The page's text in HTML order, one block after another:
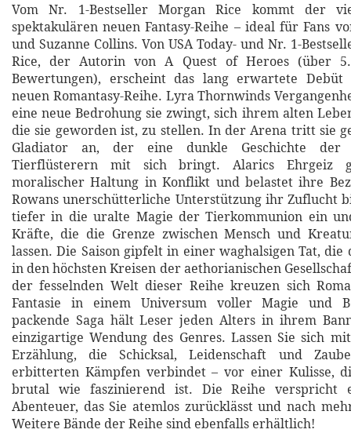
Vom Nr. 1-Bestseller Morgan Rice kommt der
spektakulären neuen Fantasy-Reihe – ideal für Fans
und Suzanne Collins. Von USA Today- und Nr. 1-
Rice, der Autorin von A Quest of Heroes (über
Bewertungen), erscheint das lang erwartete Debüt
neuen Romantasy-Reihe. Lyra Thornwinds
eine neue Bedrohung sie zwingt, sich ihrem alten
die sie geworden ist, zu stellen. In der Arena tritt sie
Gladiator an, der eine dunkle Geschichte der
Tierflüsterern mit sich bringt. Alarics Ehrgeiz
moralischer Haltung in Konflikt und belastet ihre
Rowans unerschütterliche Unterstützung ihr Zuflucht
tiefer in die uralte Magie der Tierkommunion ein
Kräfte, die die Grenze zwischen Mensch und
lassen. Die Saison gipfelt in einer waghalsigen Tat,
in den höchsten Kreisen der aethorianischen
der fesselnden Welt dieser Reihe kreuzen sich
Fantasie in einem Universum voller Magie und
packende Saga hält Leser jeden Alters in ihrem
einzigartige Wendung des Genres. Lassen Sie sich
Erzählung, die Schicksal, Leidenschaft und
erbitterten Kämpfen verbindet – vor einer Kulisse,
brutal wie faszinierend ist. Die Reihe verspricht
Abenteuer, das Sie atemlos zurücklässt und nach
Weitere Bände der Reihe sind ebenfalls erhältlich!